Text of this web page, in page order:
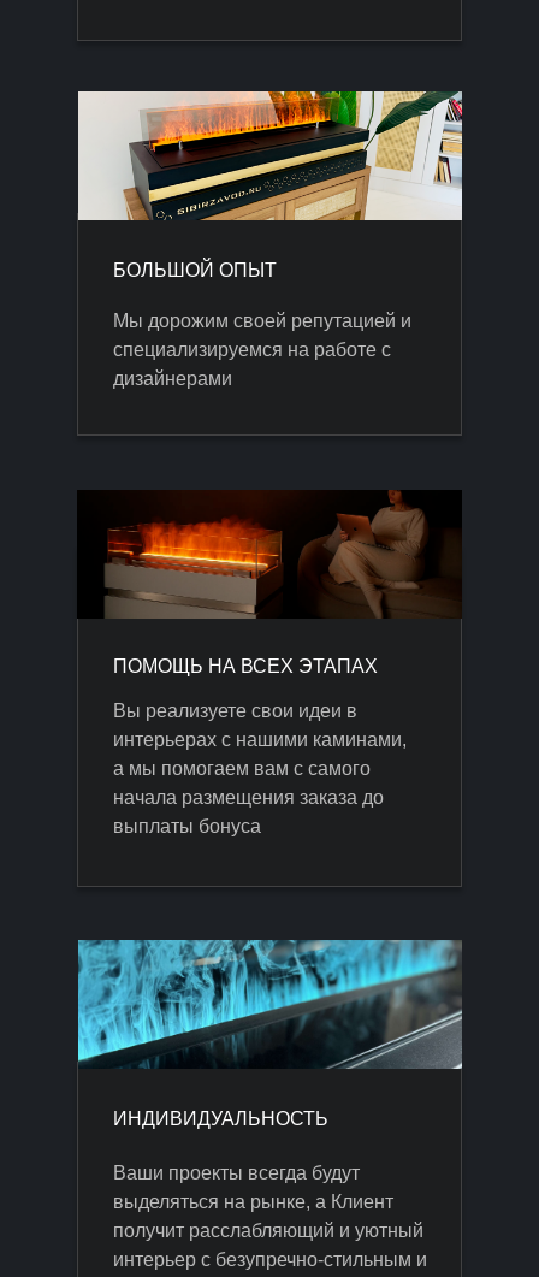
БОЛЬШОЙ ОПЫТ
Мы дорожим своей репутацией и
специализируемся на работе с
дизайнерами
ИНДИВИДУАЛЬНОСТЬ
Ваши проекты всегда будут
выделяться на рынке, а Клиент
получит расслабляющий и уютный
интерьер с безупречно-стильным и
ПОМОЩЬ НА ВСЕХ ЭТАПАХ
Вы реализуете свои идеи в
интерьерах с нашими каминами,
а мы помогаем вам с самого
начала размещения заказа до
выплаты бонуса